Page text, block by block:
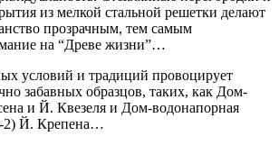
из мелкой стальной решетки делают
прозрачным, тем самым
на “Древе жизни”…
условий и традиций провоцирует
забавных образцов, таких, как Дом-
и Й. Квезеля и Дом-водонапорная
2) Й. Крепена…